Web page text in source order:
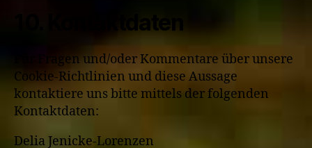
10. Kontaktdaten
Für Fragen und/oder Kommentare über unsere
Cookie-Richtlinien und diese Aussage
kontaktiere uns bitte mittels der folgenden
Kontaktdaten:
Delia Jenicke-Lorenzen